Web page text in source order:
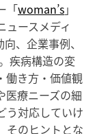
「woman’s」
ュースメディ
、企業事例、
疾病構造の変
働き方・価値観
医療ニーズの細
う対応していけ
そのヒントとな